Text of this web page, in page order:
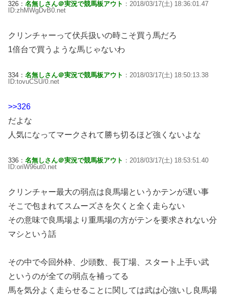
326： 名無しさん＠実況で競馬板アウト ：2018/03/17(土) 18:36:01.47
ID:zhMWgDvB0.net
クリンチャーって伏兵扱いの時こそ買う馬だろ
1倍台で買うような馬じゃないわ
334： 名無しさん＠実況で競馬板アウト ：2018/03/17(土) 18:50:13.38
ID:tovuCSU/0.net
>>326
だよな
人気になってマークされて勝ち切るほど強くないよな
336： 名無しさん＠実況で競馬板アウト ：2018/03/17(土) 18:53:51.40
ID:oriW96ut0.net
クリンチャー最大の弱点は良馬場というかテンが遅い事
そこで包まれてスムーズさを欠くと全く走らない
その意味で良馬場より重馬場の方がテンを要求されない分
マシという話
その中で今回外枠、少頭数、長丁場、スタート上手い武
というのが全ての弱点を補ってる
馬を気分よく走らせることに関しては武は心強いし良馬場